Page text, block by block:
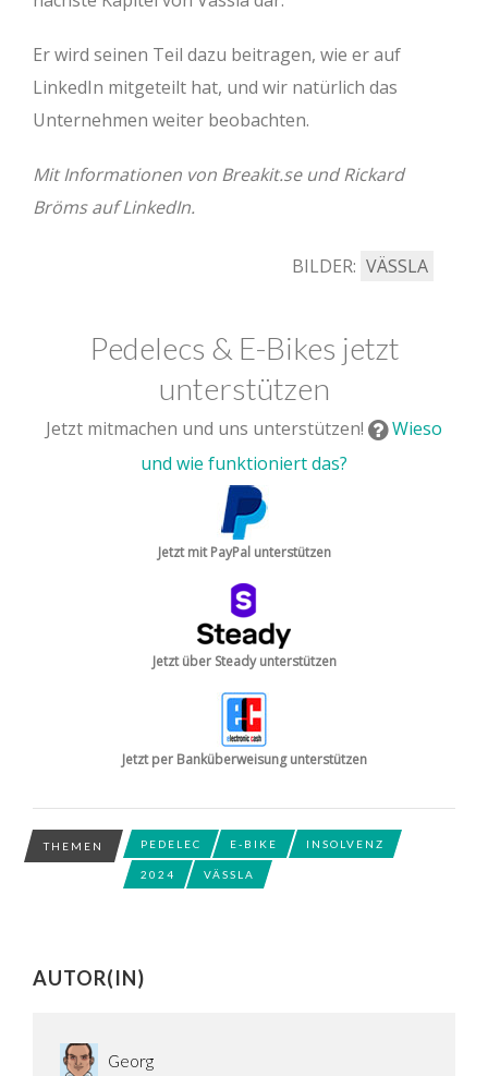
Er wird seinen Teil dazu beitragen, wie er auf
LinkedIn mitgeteilt hat, und wir natürlich das
Unternehmen weiter beobachten.
Mit Informationen von Breakit.se und Rickard
Bröms auf LinkedIn.
BILDER: VÄSSLA
Pedelecs & E-Bikes jetzt
unterstützen
Jetzt mitmachen und uns unterstützen!
Wieso
und wie funktioniert das?
Jetzt mit PayPal unterstützen
Jetzt über Steady unterstützen
Jetzt per Banküberweisung unterstützen
THEMEN PEDELEC E-BIKE INSOLVENZ
2024 VÄSSLA
AUTOR(IN)
Georg